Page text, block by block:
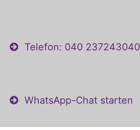
Telefon: 040 237243040
WhatsApp-Chat starten